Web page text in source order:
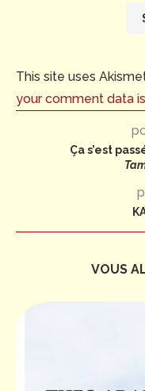
This site uses
your comment data
Ça s’est
VOUS